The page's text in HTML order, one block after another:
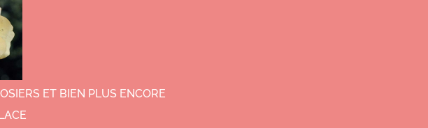
ET BIEN PLUS ENCORE